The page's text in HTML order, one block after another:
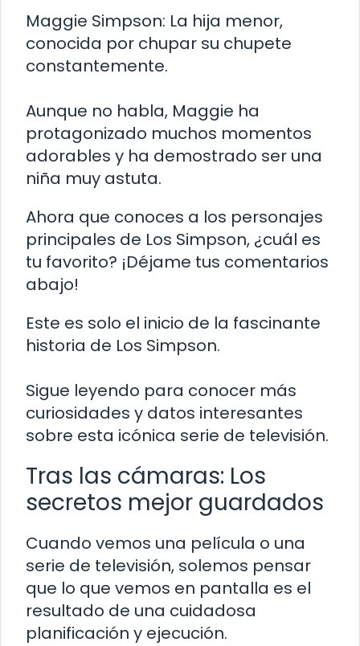
Maggie Simpson: La hija menor,
conocida por chupar su chupete
constantemente.
Aunque no habla, Maggie ha
protagonizado muchos momentos
adorables y ha demostrado ser una
niña muy astuta.
Ahora que conoces a los personajes
principales de Los Simpson, ¿cuál es
tu favorito? ¡Déjame tus comentarios
abajo!
Este es solo el inicio de la fascinante
historia de Los Simpson.
Sigue leyendo para conocer más
curiosidades y datos interesantes
sobre esta icónica serie de televisión.
Tras las cámaras: Los
secretos mejor guardados
Cuando vemos una película o una
serie de televisión, solemos pensar
que lo que vemos en pantalla es el
resultado de una cuidadosa
planificación y ejecución.